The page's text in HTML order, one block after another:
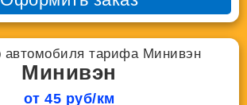
Минивэн
от 45 руб/км